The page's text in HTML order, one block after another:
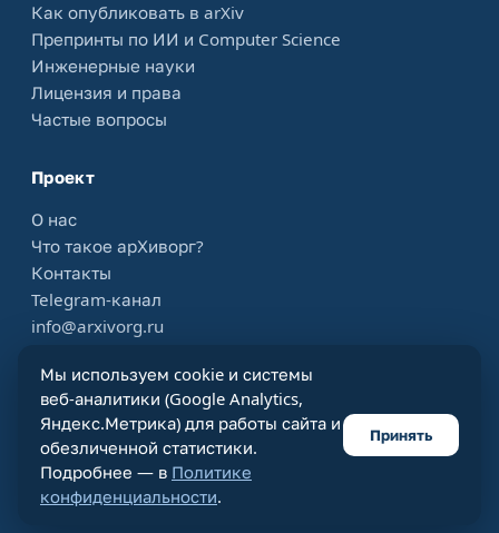
Как опубликовать в arXiv
Препринты по ИИ и Computer Science
Инженерные науки
Лицензия и права
Частые вопросы
Проект
О нас
Что такое арХиворг?
Контакты
Telegram-канал
info@arxivorg.ru
© 2021–2026 ArxivOrg.Ru — научные статьи на русском
языке в одном месте.
Лицензия CC BY 4.0Конфиденциальность
Пользовательское соглашение
Мы используем cookie и системы
веб-аналитики (Google Analytics,
Яндекс.Метрика) для работы сайта и
обезличенной статистики.
Подробнее — в Политике
конфиденциальности.
Принять